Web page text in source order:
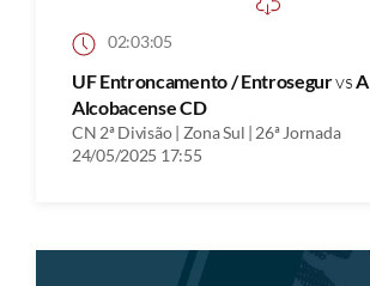
02:03:05
UF Entroncamento / EntrosegurvsA
Alcobacense CD
CN 2ª Divisão | Zona Sul | 26ª Jornada
24/05/2025 17:55